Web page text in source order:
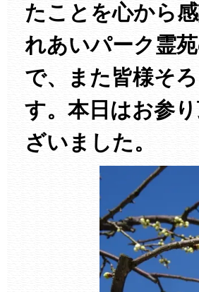
たことを心から
れあいパーク霊
で、また皆様そ
す。本日はお参
ざいました。